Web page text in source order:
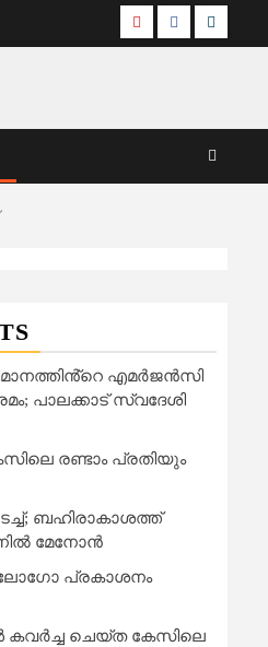
YoutubeFacebook
എമര്‍ജന്‍സി
പാലക്കാട് സ്വദേശി
രണ്ടാം പ്രതിയും
ബഹിരാകാശത്ത്
മേനോന്‍
പ്രകാശനം
കവർച്ച ചെയ്ത കേസിലെ